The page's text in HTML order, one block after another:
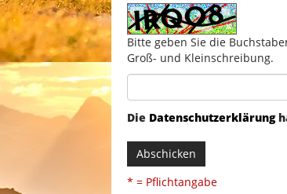
Bitte geben Sie die
Groß- und Kleinschreibung.
Die Datenschutzerklärung
Abschicken
* = Pflichtangabe